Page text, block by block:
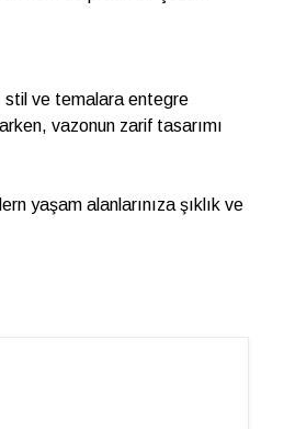
stil ve temalara entegre
vazonun zarif tasarımı
yaşam alanlarınıza şıklık ve